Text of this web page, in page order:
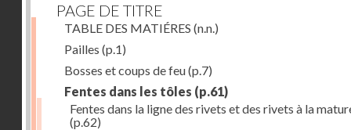
PAGE DE TITRE
TABLE DES MATIÉRES (n.n.)
Pailles (p.1)
Bosses et coups de feu(p.7)
Fentes dans les tôles (p.61)
Fentes dans la ligne des rivets et des rivets à la
(p.62)